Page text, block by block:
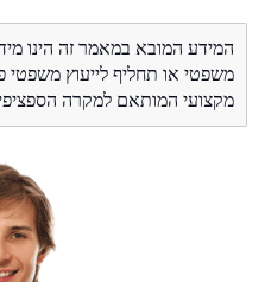
המידע המובא במאמר זה הינו
משפטי או תחליף לייעוץ משפטי
מקצועי המותאם למקרה